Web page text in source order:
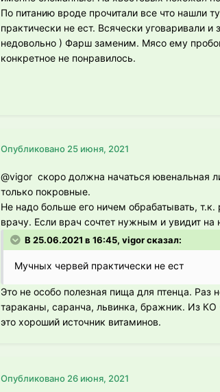
По питанию вроде прочитали все что нашли
практически не ест. Всячески уговаривали
недовольно ) Фарш заменим. Мясо ему
конкретное не понравилось.
Опубликовано 25 июня, 2021
@vigor скоро должна начаться ювенальная
только покровные.
Не надо больше его ничем обрабатывать,
врачу. Если врач сочтет нужным и увидит на
В 25.06.2021 в 16:45, vigor сказал:
Мучных червей практически не ест
Это не особо полезная пища для птенца. Раз
тараканы, саранча, львинка, бражник. Из
это хороший источник витаминов.
Опубликовано 26 июня, 2021